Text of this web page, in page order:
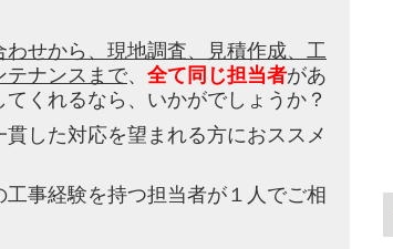
わせから、現地調査、見積作成、工
テナンスまで、 全て同じ担当者があ
くれるなら、いかがでしょうか？
した対応を望まれる方におススメ
事経験を持つ担当者が１人でご相